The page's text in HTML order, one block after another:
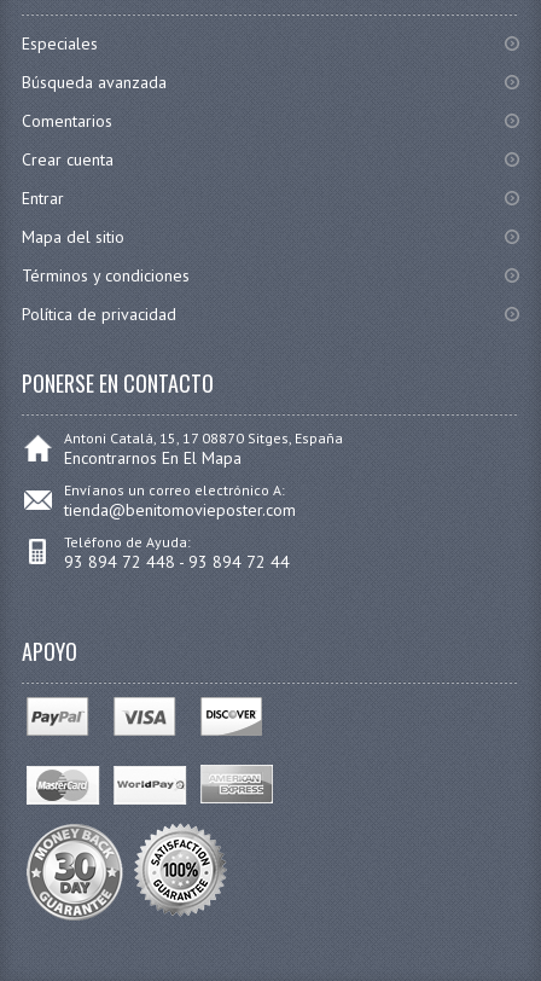
Especiales
Búsqueda avanzada
Comentarios
Crear cuenta
Entrar
Mapa del sitio
Términos y condiciones
Política de privacidad
PONERSE EN CONTACTO
Antoni Catalá, 15, 17 08870 Sitges, España
Encontrarnos En El Mapa
Envíanos un correo electrónico A:
tienda@benitomovieposter.com
Teléfono de Ayuda:
93 894 72 448 - 93 894 72 44
APOYO